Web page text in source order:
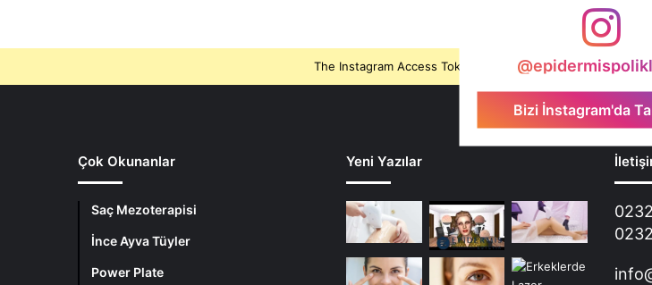
Bizi İnstagram'da
The Instagram Access Token is expired, Go to the Theme
Çok Okunanlar
Saç Mezoterapisi
İnce Ayva Tüyler
Power Plate
Yeni Yazılar